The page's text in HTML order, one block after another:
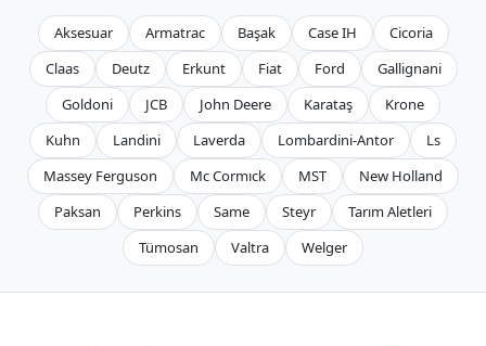
Aksesuar Armatrac Başak Case IH
Cicoria
Claas
Deutz Erkunt Fiat Ford
Gallignani
Goldoni
JCB John Deere Karataş
Krone
Kuhn
Landini Laverda Lombardini-Antor
Ls
Massey Ferguson
Mc Cormıck MST
New Holland
Paksan
Perkins Same Steyr
Tarım Aletleri
Tümosan
Valtra Welger